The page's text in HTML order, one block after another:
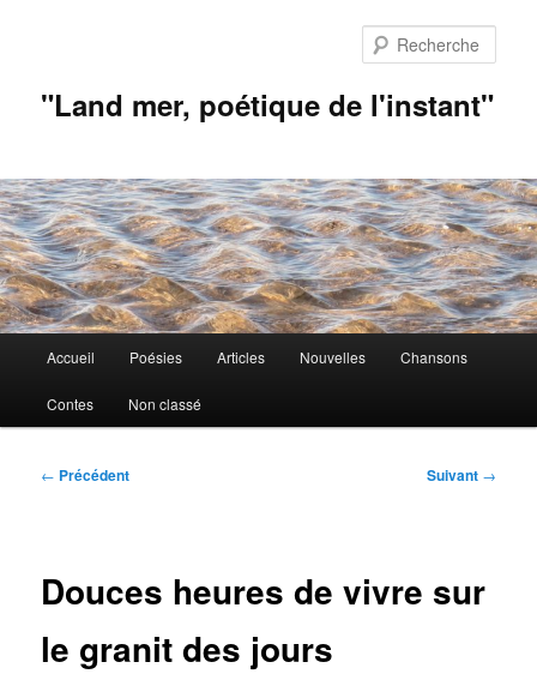
"Land mer, poétique de l'instant"
principal
Accueil Poésies Articles Nouvelles Chansons
Contes Non classé
Navigation
← Précédent Suivant →
Douces heures de vivre sur
le granit des jours